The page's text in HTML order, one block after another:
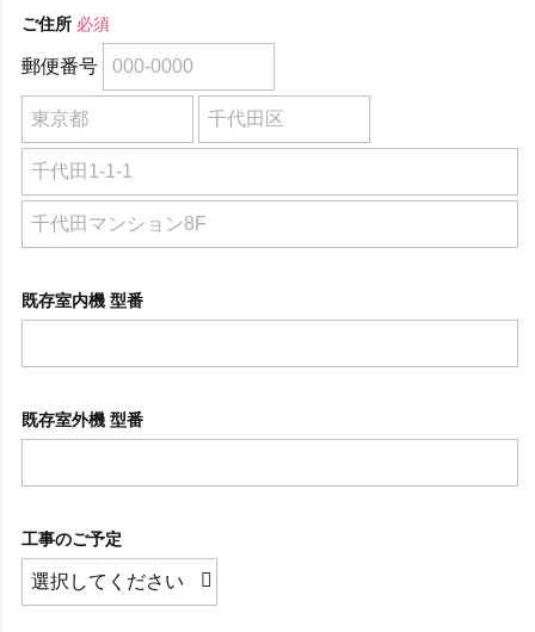
ご住所 必須
郵便番号
既存室内機 型番
既存室外機 型番
工事のご予定